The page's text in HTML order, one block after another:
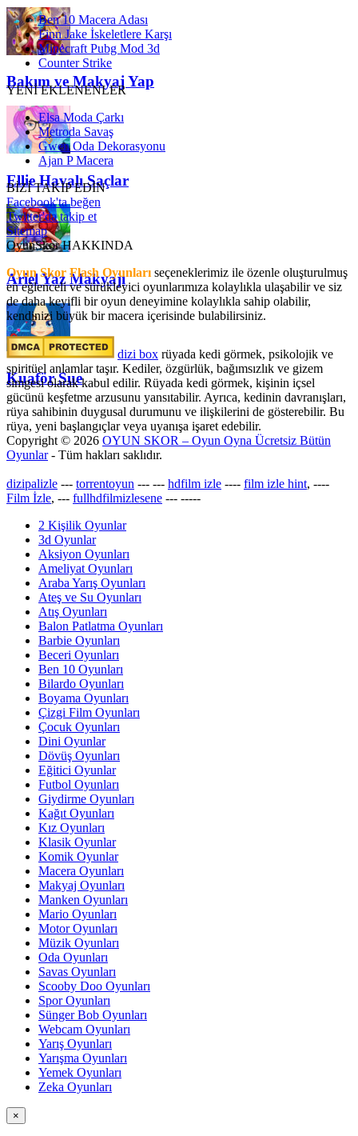
Bakım ve Makyaj Yap
Ellie Havalı Saçlar
Ariel Yaz Makyajı
Kuaför Sue
Ben 10 Macera Adası
Finn Jake İskeletlere Karşı
Minecraft Pubg Mod 3d
Counter Strike
YENİ EKLENENLER
Elsa Moda Çarkı
Metroda Savaş
Gwen Oda Dekorasyonu
Ajan P Macera
BİZİ TAKİP EDİN
Facebook'ta beğen
Twitter'da takip et
Sitemap
OyunSkor HAKKINDA
Oyun Skor Flash Oyunları seçeneklerimiz ile özenle oluşturulmuş
en eğlenceli ve sürükleyici oyunlarımıza kolaylıkla ulaşabilir ve siz
de daha keyifli bir oyun deneyimine kolaylıkla sahip olabilir,
kendinizi büyük bir macera içerisinde bulabilirsiniz.
dizi box rüyada kedi görmek​, psikolojik ve
spiritüel anlamlar taşır. Kediler, özgürlük, bağımsızlık ve gizem
simgesi olarak kabul edilir. Rüyada kedi görmek, kişinin içsel
gücünü keşfetme arzusunu yansıtabilir. Ayrıca, kedinin davranışları,
rüya sahibinin duygusal durumunu ve ilişkilerini de gösterebilir. Bu
rüya, yeni başlangıçlar veya uyanışa işaret edebilir.
Copyright © 2026 OYUN SKOR – Oyun Oyna Ücretsiz Bütün
Oyunlar- Tüm hakları saklıdır.
dizipalizle --- torrentoyun --- --- hdfilm izle ---- film izle hint, ----
Film İzle, --- fullhdfilmizlesene --- -----
2 Kişilik Oyunlar
3d Oyunlar
Aksiyon Oyunları
Ameliyat Oyunları
Araba Yarış Oyunları
Ateş ve Su Oyunları
Atış Oyunları
Balon Patlatma Oyunları
Barbie Oyunları
Beceri Oyunları
Ben 10 Oyunları
Bilardo Oyunları
Boyama Oyunları
Çizgi Film Oyunları
Çocuk Oyunları
Dini Oyunlar
Dövüş Oyunları
Eğitici Oyunlar
Futbol Oyunları
Giydirme Oyunları
Kağıt Oyunları
Kız Oyunları
Klasik Oyunlar
Komik Oyunlar
Macera Oyunları
Makyaj Oyunları
Manken Oyunları
Mario Oyunları
Motor Oyunları
Müzik Oyunları
Oda Oyunları
Savas Oyunları
Scooby Doo Oyunları
Spor Oyunları
Sünger Bob Oyunları
Webcam Oyunları
Yarış Oyunları
Yarışma Oyunları
Yemek Oyunları
Zeka Oyunları
×